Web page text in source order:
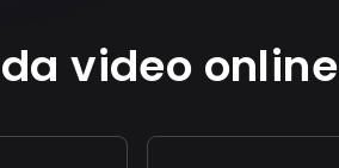
video online